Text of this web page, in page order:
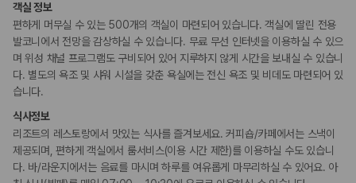
Q. 제주 렌트카 최저가는 무엇을 기준으로 비교해야 하나요?
Q. 제주공항 근처 렌트카도 비교할 수 있나요?
Q. 제주 렌트카 가격비교 시 보험도 함께 비교할 수 있나요?
Q. 가족 여행에는 어떤 제주 렌트카를 비교해야 하나요?
제주렌트카 가격비교 주요 링크
제주도 렌트카 실시간 최저가 가격비교
제주 렌트카 예약
국내 렌트카 가격비교
해외 렌트카 가격비교
피트니스/헬스시설
사우나/스파
액티비티
골프시설
볼링장
워터파크
수영장
객실 정보
편하게 머무실 수 있는 500개의 객실이 마련되어 있습니다. 객실에 딸린 전용
발코니에서 전망을 감상하실 수 있습니다. 무료 무선 인터넷을 이용하실 수 있으
며 위성 채널 프로그램도 구비되어 있어 지루하지 않게 시간을 보내실 수 있습니
다. 별도의 욕조 및 샤워 시설을 갖춘 욕실에는 전신 욕조 및 비데도 마련되어 있
습니다.
식사정보
리조트의 레스토랑에서 맛있는 식사를 즐겨보세요. 커피숍/카페에서는 스낵이
제공되며, 편하게 객실에서 룸서비스(이용 시간 제한)를 이용하실 수도 있습니
다. 바/라운지에서는 음료를 마시며 하루를 여유롭게 마무리하실 수 있어요. 아